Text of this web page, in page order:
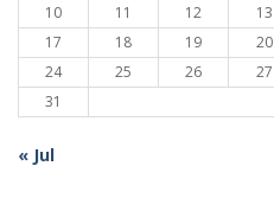
10
11 12 13
17
18 19 20
24
25 26 27
31
« Jul